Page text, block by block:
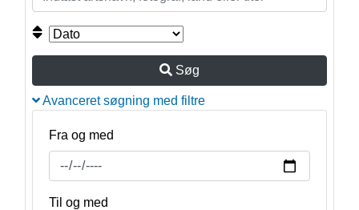
Søg
Avanceret søgning med filtre
Fra og med
Til og med